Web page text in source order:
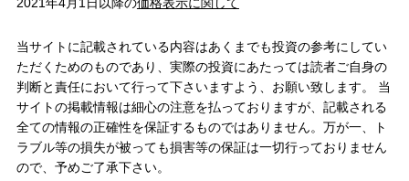
当サイトに記載されている内容はあくまでも投資の参考にしてい
ただくためのものであり、実際の投資にあたっては読者ご自身の
判断と責任において行って下さいますよう、お願い致します。 当
サイトの掲載情報は細心の注意を払っておりますが、記載される
全ての情報の正確性を保証するものではありません。万が一、ト
ラブル等の損失が被っても損害等の保証は一切行っておりません
ので、予めご了承下さい。